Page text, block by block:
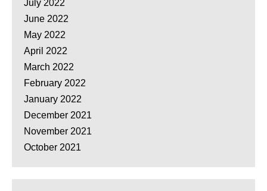
July 2022
June 2022
May 2022
April 2022
March 2022
February 2022
January 2022
December 2021
November 2021
October 2021